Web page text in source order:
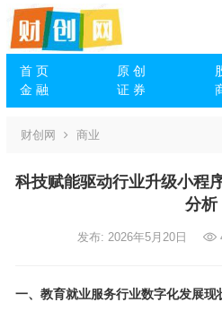
首 页 原 创
金 融
证 券
财创网 商业
科技赋能驱动行业升级小程
分析
发布: 2026年5月20日
一、教育就业服务行业数字化发展